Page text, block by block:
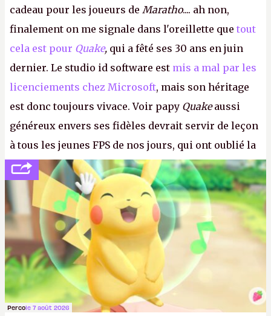
cadeau pour les joueurs de Maratho.... ah non,
finalement on me signale dans l'oreillette que tout
cela est pour Quake, qui a fêté ses 30 ans en juin
dernier. Le studio id software est mis a mal par les
licenciements chez Microsoft, mais son héritage
est donc toujours vivace. Voir papy Quakeaussi
généreux envers ses fidèles devrait servir de leçon
à tous les jeunes FPS de nos jours, qui ont oublié la
politesse et le respect envers leurs joueurs et les
anciens. Il leur faudrait une bonne guerre des
consoles à ces petits cons !
Percole 7 août 2026